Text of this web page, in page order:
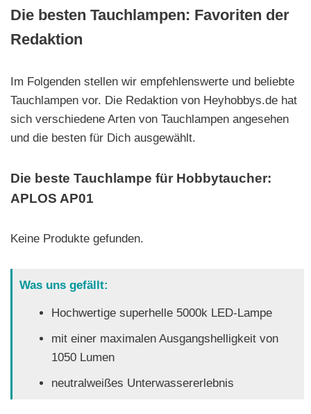
Die besten Tauchlampen: Favoriten der
Redaktion
Im Folgenden stellen wir empfehlenswerte und beliebte
Tauchlampen vor. Die Redaktion von Heyhobbys.de hat
sich verschiedene Arten von Tauchlampen angesehen
und die besten für Dich ausgewählt.
Die beste Tauchlampe für Hobbytaucher:
APLOS AP01
Keine Produkte gefunden.
Was uns gefällt:
Hochwertige superhelle 5000k LED-Lampe
mit einer maximalen Ausgangshelligkeit von
1050 Lumen
neutralweißes Unterwassererlebnis